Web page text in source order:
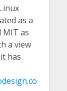
as a
MIT as
a view
has